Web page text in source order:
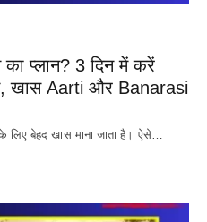
प्लान? 3 दिन में करें
खास Aarti और Banarasi
लिए बेहद खास माना जाता है। ऐसे…